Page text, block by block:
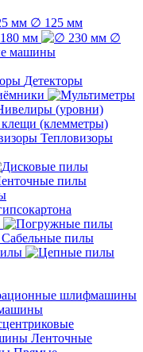
∅ 125 мм
мм
∅
машины
Детекторы
(уровни)
Тепловизоры
пилы
Сабельные пилы
шлифмашины
Ленточные